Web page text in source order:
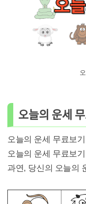
오늘의 운세
오늘의 운세 무료보
오늘의 운세 무료보
과연, 당신의 오늘의